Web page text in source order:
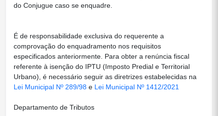
do Conjugue caso se enquadre.
É de responsabilidade exclusiva do requerente a
comprovação do enquadramento nos requisitos
especificados anteriormente. Para obter a renúncia fiscal
referente à isenção do IPTU (Imposto Predial e Territorial
Urbano), é necessário seguir as diretrizes estabelecidas na
Lei Municipal Nº 289/98 e Lei Municipal Nº 1412/2021
Departamento de Tributos